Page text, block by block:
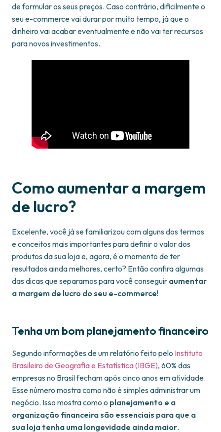
de formular os seus preços. Caso contrário, dificilmente o
seu e-commerce vai durar por muito tempo, já que o
dinheiro vai acabar eventualmente e não vai ter recursos
para novos investimentos.
Como aumentar a margem
de lucro?
Excelente, você já se familiarizou com alguns dos termos
e conceitos mais importantes para definir o valor dos
produtos da sua loja e, agora, é o momento de ter
resultados ainda melhores, certo? Então confira algumas
das dicas que separamos para você conseguir aumentar
a margem de lucro do seu e-commerce!
Tenha um bom planejamento financeiro
Segundo informações de um relatório feito pelo Instituto
Brasileiro de Geografia e Estatística (IBGE), 60% das
empresas no Brasil fecham após cinco anos em atividade.
Esse número mostra como não é simples administrar um
negócio. Isso mostra como o planejamento e a
organização financeira são essenciais para que a
sua loja tenha uma longevidade ainda maior.